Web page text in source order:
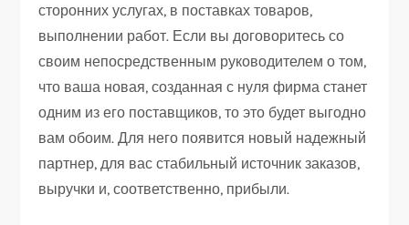
сторонних услугах, в поставках товаров,
выполнении работ. Если вы договоритесь со
своим непосредственным руководителем о том,
что ваша новая, созданная с нуля фирма станет
одним из его поставщиков, то это будет выгодно
вам обоим. Для него появится новый надежный
партнер, для вас стабильный источник заказов,
выручки и, соответственно, прибыли.